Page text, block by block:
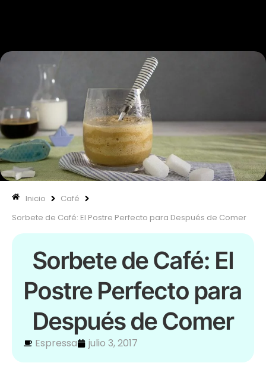
Inicio
Café
Sorbete de Café: El Postre Perfecto para Después de Comer
Sorbete de Café: El
Postre Perfecto para
Después de Comer
Espressa julio 3, 2017